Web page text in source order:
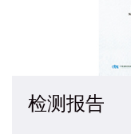
检测报告